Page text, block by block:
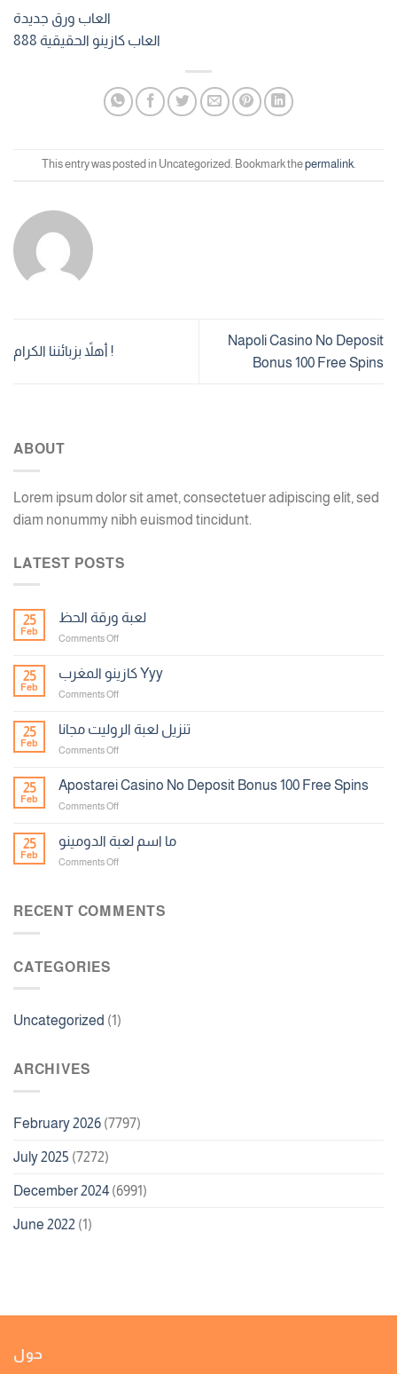
العاب ورق جديدة
العاب كازينو الحقيقية 888
This entry was posted in Uncategorized. Bookmark thepermalink.
أهلاً بزبائننا الكرام !
Napoli Casino No Deposit
Bonus 100 Free Spins
ABOUT
Lorem ipsum dolor sit amet, consectetuer adipiscing elit, sed
diam nonummy nibh euismod tincidunt.
LATEST POSTS
25
Feb
لعبة ورقة الحظ
Comments Offon
ورقة
الحظ
25
Feb
كازينو المغرب Yyy
Comments Offon
المغرب
Yyy
25
Feb
تنزيل لعبة الروليت مجانا
Comments Offon
لعبة
25
Feb
Apostarei Casino No Deposit Bonus 100 Free Spins
Comments Offon
Casino
No
Free
25
Feb
ما اسم لعبة الدومينو
Comments Offon
لعبة
RECENT COMMENTS
CATEGORIES
Uncategorized (1)
ARCHIVES
February 2026 (7797)
July 2025 (7272)
December 2024 (6991)
June 2022 (1)
حول